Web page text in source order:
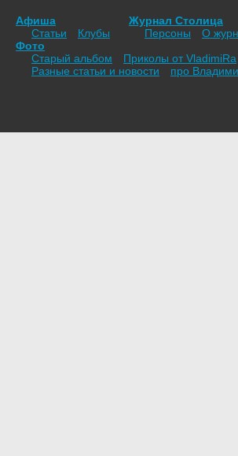
Афиша
Статьи
Клубы
Журнал Столица
Персоны
О
Фото
Старый альбом
Приколы от VladimiRа
Разные статьи и новости
про